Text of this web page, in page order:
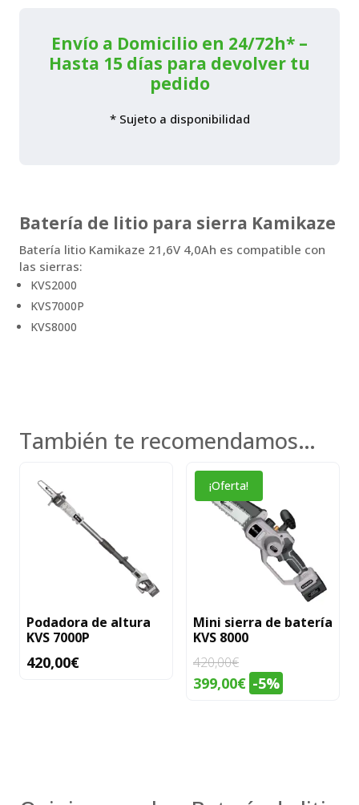
Envío a Domicilio en 24/72h* –
Hasta 15 días para devolver tu
pedido
* Sujeto a disponibilidad
Batería de litio para sierra Kamikaze
Batería litio Kamikaze 21,6V 4,0Ah es compatible con
las sierras:
KVS2000
KVS7000P
KVS8000
También te recomendamos…
Podadora de altura
KVS 7000P
420,00€
¡Oferta!
Mini sierra de batería
KVS 8000
420,00€
El
399,00€El-5%